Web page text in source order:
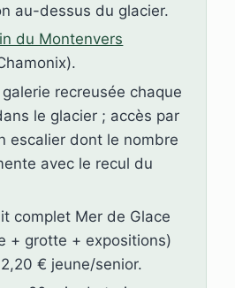
au-dessus du glacier.
du Montenvers
galerie recreusée chaque
le glacier ; accès par
escalier dont le nombre
avec le recul du
complet Mer de Glace
+ grotte + expositions)
€ jeune/senior.